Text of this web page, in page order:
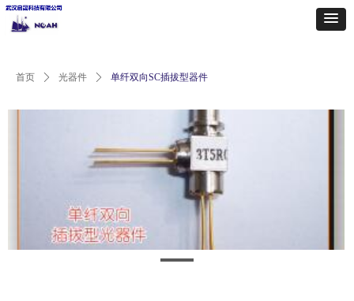
首页 ꄲ 光器件 ꄲ 单纤双向SC插拔型器件